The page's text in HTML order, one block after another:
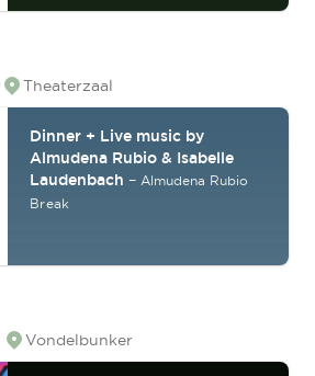
Location
Theaterzaal
Dinner + Live music by
Almudena Rubio & Isabelle
Laudenbach – Almudena Rubio
Break
Location
Vondelbunker